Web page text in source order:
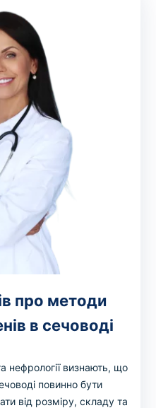
про методи
в сечоводі
нефрології визнають, що
повинно бути
від розміру, складу та